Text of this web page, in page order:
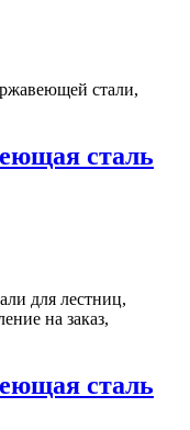
сталь
сталь